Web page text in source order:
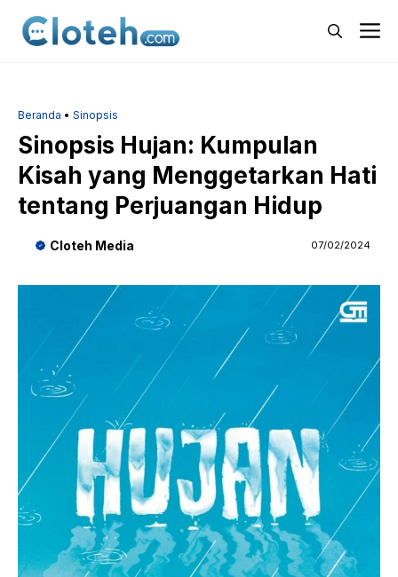
Beranda • Sinopsis
Sinopsis Hujan: Kumpulan
Kisah yang Menggetarkan Hati
tentang Perjuangan Hidup
Cloteh Media 07/02/2024